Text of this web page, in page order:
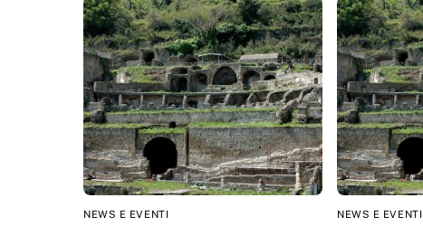
NEWS E EVENTI NEWS E EVENTI